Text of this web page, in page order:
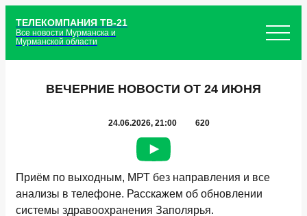
ТЕЛЕКОМПАНИЯ ТВ-21
Все новости Мурманска и
Мурманской области
ВЕЧЕРНИЕ НОВОСТИ ОТ 24 ИЮНЯ
24.06.2026, 21:00 620
Приём по выходным, МРТ без направления и все
анализы в телефоне. Расскажем об обновлении
системы здравоохранения Заполярья.